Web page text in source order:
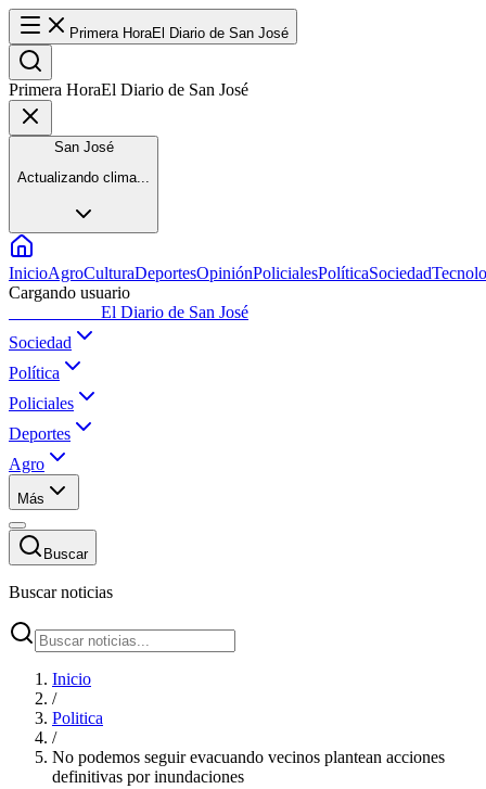
Primera HoraEl Diario de San José
Primera HoraEl Diario de San José
San José
Actualizando clima...
InicioAgroCulturaDeportesOpiniónPolicialesPolíticaSociedad
Cargando usuario
El Diario de San José
Sociedad
Política
Policiales
Deportes
Agro
Más
Buscar
Buscar noticias
Inicio
/
Politica
/
No podemos seguir evacuando vecinos plantean acciones
definitivas por inundaciones